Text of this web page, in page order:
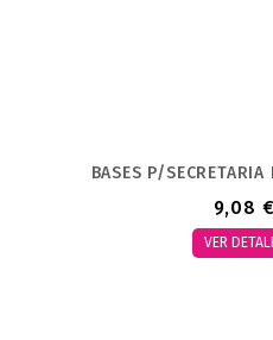
BASES P/
9,08 €
VER